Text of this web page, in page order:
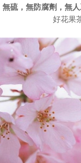
無硫，無防腐劑，無人
好花果